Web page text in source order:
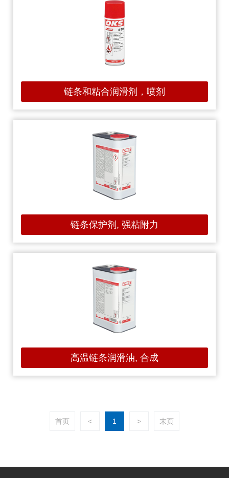
链条和粘合润滑剂，喷剂
链条保护剂, 强粘附力
高温链条润滑油, 合成
首页 < 1 > 末页